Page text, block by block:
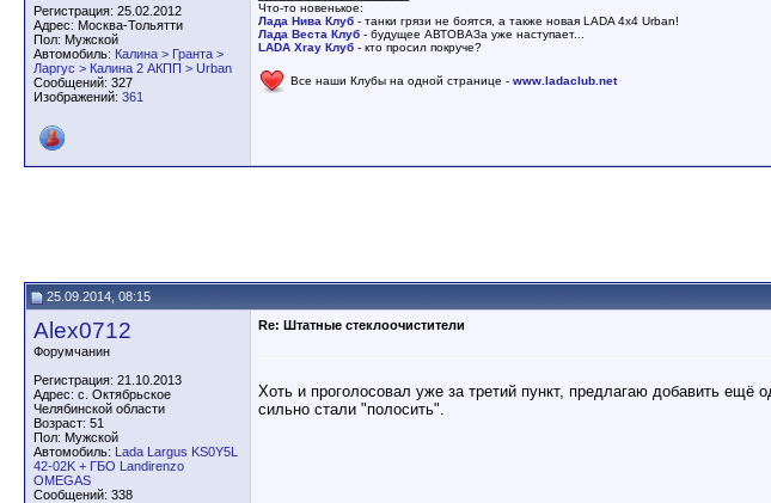
Регистрация: 25.02.2012
Адрес: Москва-Тольятти
Пол: Мужской
Автомобиль: Калина > Гранта >
Ларгус > Калина 2 АКПП > Urban
Сообщений: 327
Изображений: 361
Что-то новенькое:
Лада Нива Клуб - танки грязи не боятся, а также новая LADA 4x4 Urban!
Лада Веста Клуб - будущее АВТОВАЗа уже наступает...
LADA Xray Клуб - кто просил покруче?
Все наши Клубы на одной странице - www.ladaclub.net
25.09.2014, 08:15
Alex0712
Форумчанин
Регистрация: 21.10.2013
Адрес: с. Октябрьское
Челябинской области
Возраст: 51
Пол: Мужской
Автомобиль: Lada Largus KS0Y5L
42-02K + ГБО Landirenzo
OMEGAS
Сообщений: 338
Re: Штатные стеклоочистители
Хоть и проголосовал уже за третий пункт, предлагаю добавить
сильно стали "полосить".